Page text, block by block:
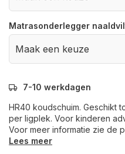
Matrasonderlegger
7-10 werkdagen
HR40 koudschuim. Geschikt
per ligplek. Voor kinderen
Voor meer informatie zie de
Lees meer